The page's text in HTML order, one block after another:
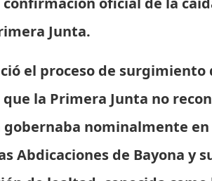
Junta.
el proceso de
la Primera Junta no
gobernaba nominalmente
Abdicaciones de Bayona y